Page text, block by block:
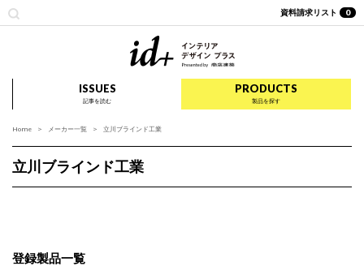
資料請求リスト 0
ISSUES
記事を読む
PRODUCTS
製品を探す
Home メーカー一覧 立川ブラインド工業
立川ブラインド工業
登録製品一覧